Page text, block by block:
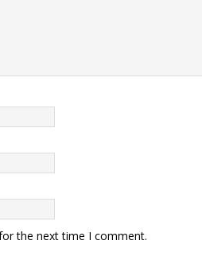
the next time I comment.